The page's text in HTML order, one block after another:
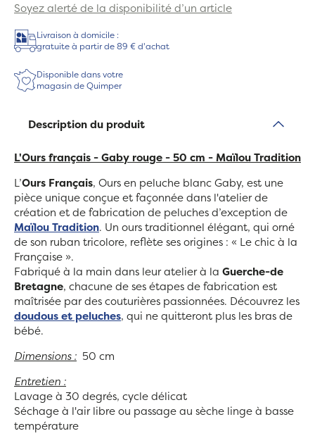
Soyez alerté de la disponibilité d’un article
Livraison à domicile :
gratuite à partir de 89 € d'achat
Disponible dans votre
magasin de Quimper
Description du produit
L'Ours français - Gaby rouge - 50 cm - Maïlou Tradition
L’Ours Français, Ours en peluche blanc Gaby, est une
pièce unique conçue et façonnée dans l'atelier de
création et de fabrication de peluches d’exception de
Maïlou Tradition. Un ours traditionnel élégant, qui orné
de son ruban tricolore, reflète ses origines : « Le chic à la
Française ».
Fabriqué à la main dans leur atelier à la Guerche-de
Bretagne, chacune de ses étapes de fabrication est
maîtrisée par des couturières passionnées. Découvrez les
doudous et peluches, qui ne quitteront plus les bras de
bébé.
Dimensions : 50 cm
Entretien :
Lavage à 30 degrés, cycle délicat
Séchage à l'air libre ou passage au sèche linge à basse
température